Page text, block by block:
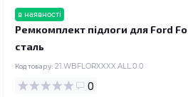
в наявності
Ремкомплект підлоги для Ford
сталь
Код товару: 21.WBFLORXXXX.ALL.0.0
0